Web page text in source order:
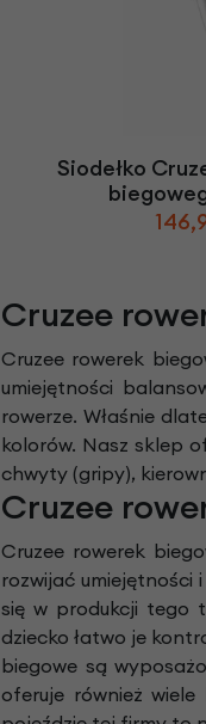
Siodełko
Cruzee
Cruzee rowerek
umiejętności
rowerze. Właśnie
kolorów. Nasz sklep
chwyty (gripy),
Cruzee
Cruzee rowerek
rozwijać
się w produkcji tego
dziecko łatwo je
biegowe są
oferuje również